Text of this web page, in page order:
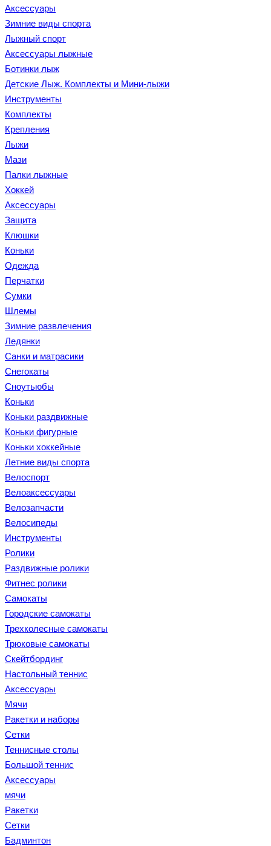
Аксессуары
Зимние виды спорта
Лыжный спорт
Аксессуары лыжные
Ботинки лыж
Детские Лыж. Комплекты и Мини-лыжи
Инструменты
Комплекты
Крепления
Лыжи
Мази
Палки лыжные
Хоккей
Аксессуары
Защита
Клюшки
Коньки
Одежда
Перчатки
Сумки
Шлемы
Зимние развлечения
Ледянки
Санки и матрасики
Снегокаты
Сноутьюбы
Коньки
Коньки раздвижные
Коньки фигурные
Коньки хоккейные
Летние виды спорта
Велоспорт
Велоаксессуары
Велозапчасти
Велосипеды
Инструменты
Ролики
Раздвижные ролики
Фитнес ролики
Самокаты
Городские самокаты
Трехколесные самокаты
Трюковые самокаты
Скейтбординг
Настольный теннис
Аксессуары
Мячи
Ракетки и наборы
Сетки
Теннисные столы
Большой теннис
Аксессуары
мячи
Ракетки
Сетки
Бадминтон